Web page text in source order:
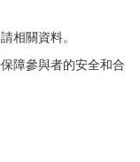
相關資料。
障參與者的安全和合